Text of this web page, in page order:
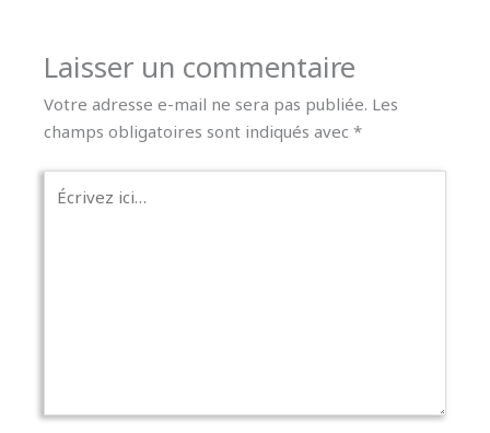
Laisser un commentaire
Votre adresse e-mail ne sera pas publiée. Les
champs obligatoires sont indiqués avec*